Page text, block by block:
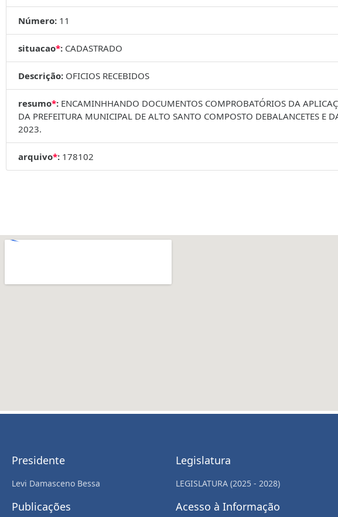
Número: 11
situacao*: CADASTRADO
Descrição: OFICIOS RECEBIDOS
resumo*: ENCAMINHHANDO DOCUMENTOS COMPROBATÓRIOS DA
DA PREFEITURA MUNICIPAL DE ALTO SANTO COMPOSTO DEBALANCETES E
2023.
arquivo*: 178102
Presidente
Levi Damasceno Bessa
Publicações
Legislatura
LEGISLATURA (2025 - 2028)
Acesso à Informação